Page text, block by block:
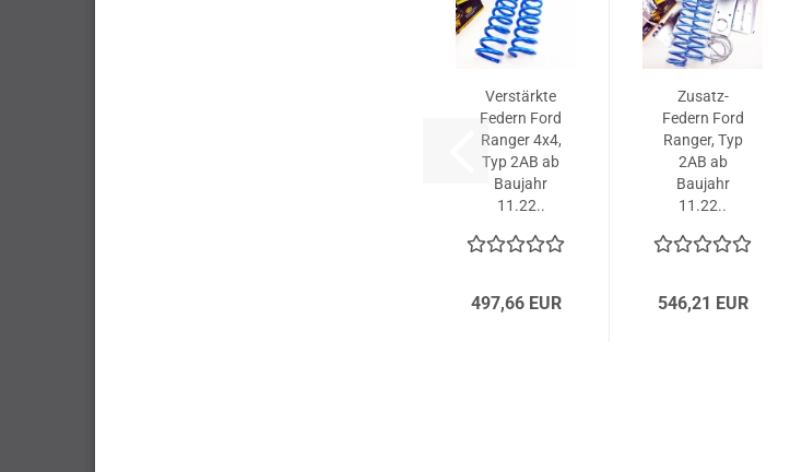
Verstärkte
Federn Ford
Ranger 4x4,
Typ 2AB ab
Baujahr
11.22..
497,66 EUR
Zusatz-
Federn Ford
Ranger, Typ
2AB ab
Baujahr
11.22..
546,21 EUR